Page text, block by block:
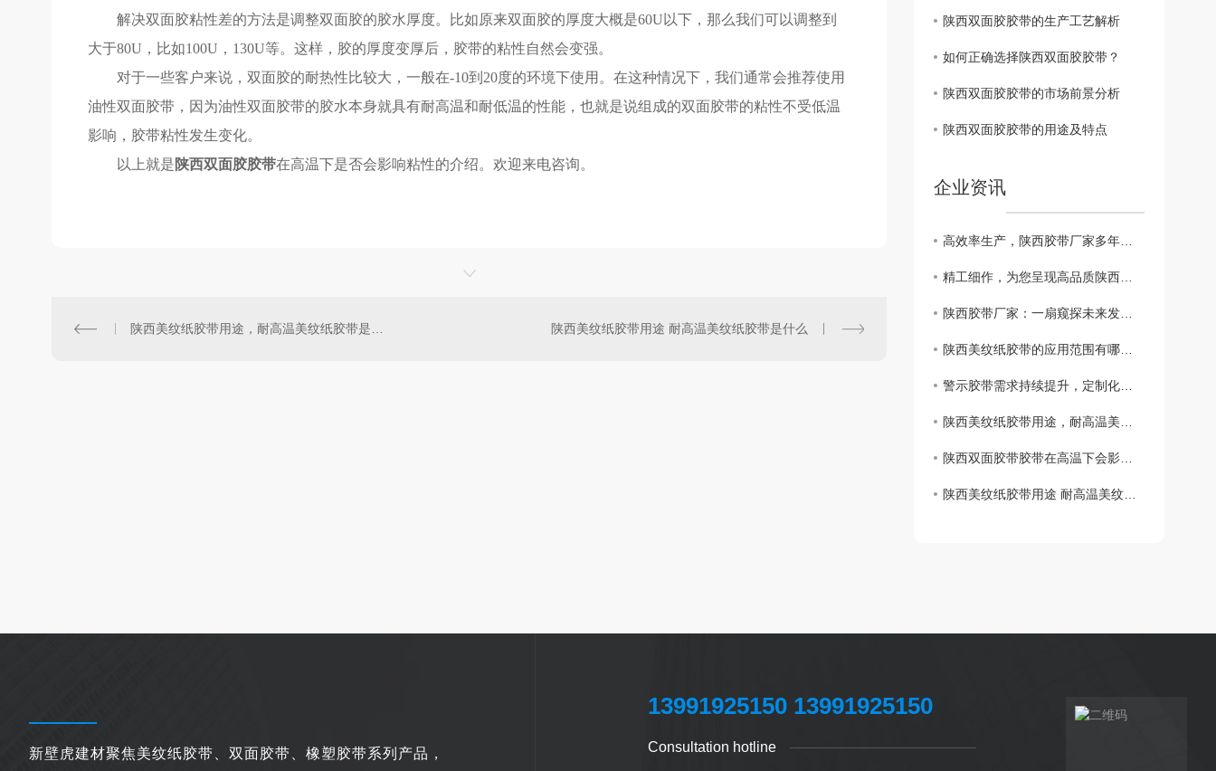
解决双面胶粘性差的方法是调整双面胶的胶水厚度。比如原来双面胶的厚度大概是60U以下，那么我们可以调整到
大于80U，比如100U，130U等。这样，胶的厚度变厚后，胶带的粘性自然会变强。
对于一些客户来说，双面胶的耐热性比较大，一般在-10到20度的环境下使用。在这种情况下，我们通常会推荐使用
油性双面胶带，因为油性双面胶带的胶水本身就具有耐高温和耐低温的性能，也就是说组成的双面胶带的粘性不受低温
影响，胶带粘性发生变化。
以上就是陕西双面胶胶带在高温下是否会影响粘性的介绍。欢迎来电咨询。
陕西美纹纸胶带用途，耐高温美纹纸胶带是什么？ 陕西美纹纸胶带用途 耐高温美纹纸胶带是什么
陕西双面胶胶带的生产工艺解析
如何正确选择陕西双面胶胶带？
陕西双面胶胶带的市场前景分析
陕西双面胶胶带的用途及特点
企业资讯
高效率生产，陕西胶带厂家多年来领先行业
精工细作，为您呈现高品质陕西胶带
陕西胶带厂家：一扇窥探未来发展的窗口
陕西美纹纸胶带的应用范围有哪些？
警示胶带需求持续提升，定制化或向胶带行业发展方向
陕西美纹纸胶带用途，耐高温美纹纸胶带是什么？
陕西双面胶带胶带在高温下会影响粘性吗？
陕西美纹纸胶带用途 耐高温美纹纸胶带是什么
新壁虎建材聚焦美纹纸胶带、双面胶带、橡塑胶带系列产品，
13991925150 13991925150
Consultation hotline